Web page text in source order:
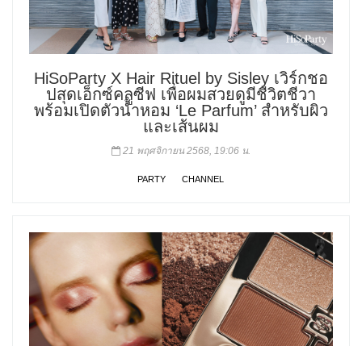
HiSoParty X Hair Rituel by Sisley เวิร์กชอ
ปสุดเอ็กซ์คลูซีฟ เพื่อผมสวยดูมีชีวิตชีวา
พร้อมเปิดตัวน้ำหอม ‘Le Parfum’ สำหรับผิว
และเส้นผม
21 พฤศจิกายน 2568, 19:06 น.
PARTY CHANNEL